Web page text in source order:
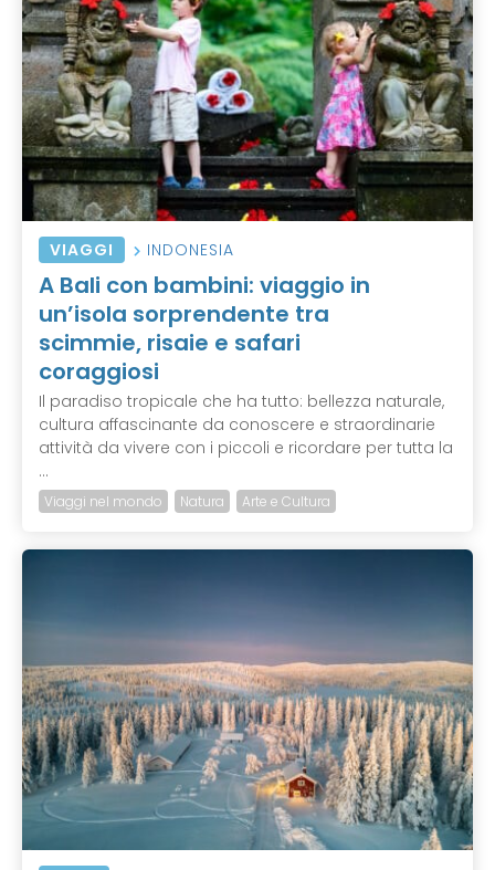
VIAGGI INDONESIA
A Bali con bambini: viaggio in
un’isola sorprendente tra
scimmie, risaie e safari
coraggiosi
Il paradiso tropicale che ha tutto: bellezza naturale,
cultura affascinante da conoscere e straordinarie
attività da vivere con i piccoli e ricordare per tutta la
...
Viaggi nel mondo Natura Arte e Cultura